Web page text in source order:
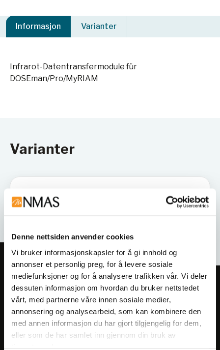
Denne nettsiden anvender cookies
Vi bruker informasjonskapsler for å gi innhold og
annonser et personlig preg, for å levere sosiale
mediefunksjoner og for å analysere trafikken vår. Vi deler
dessuten informasjon om hvordan du bruker nettstedet
vårt, med partnerne våre innen sosiale medier,
annonsering og analysearbeid, som kan kombinere den
med annen informasjon du har gjort tilgjengelig for dem,
eller som de har samlet inn gjennom din bruk av
Informasjon Varianter
Infrarot-Datentransfermodule für
DOSEman/Pro/MyRIAM
Varianter
Meld deg på vårt nyhetsbrev!
Få informasjon om produkter,
arrangementer og kampanjer.